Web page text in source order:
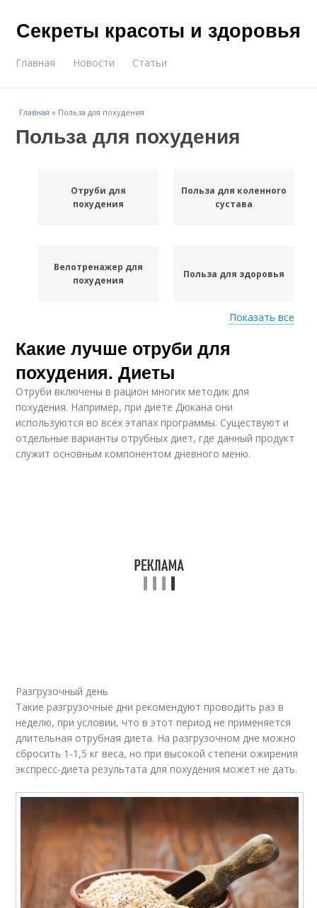
Секреты красоты и здоровья
Главная Новости Статьи
Главная » Польза для похудения
Польза для похудения
Отруби для
похудения
Польза для коленного
сустава
Велотренажер для
похудения
Польза для здоровья
Польза от
велотренажера
Тыквы для похудения
Диета для похудения
Варианты для
похудения
Польза для организма
Отруби при
похудении
Питание для
похудения
Фрукты для
похудения
Показать все
Какие лучше отруби для
похудения. Диеты
Отруби включены в рацион многих методик для
похудения. Например, при диете Дюкана они
используются во всех этапах программы. Существуют и
отдельные варианты отрубных диет, где данный продукт
служит основным компонентом дневного меню.
Разгрузочный день
Такие разгрузочные дни рекомендуют проводить раз в
неделю, при условии, что в этот период не применяется
длительная отрубная диета. На разгрузочном дне можно
сбросить 1-1,5 кг веса, но при высокой степени ожирения
экспресс-диета результата для похудения может не дать.